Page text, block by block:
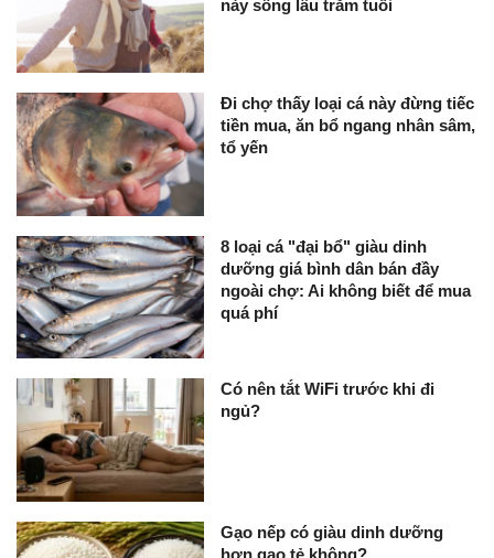
này sống lâu trăm tuổi
Đi chợ thấy loại cá này đừng tiếc
tiền mua, ăn bổ ngang nhân sâm,
tổ yến
8 loại cá "đại bổ" giàu dinh
dưỡng giá bình dân bán đầy
ngoài chợ: Ai không biết để mua
quá phí
Có nên tắt WiFi trước khi đi
ngủ?
Gạo nếp có giàu dinh dưỡng
hơn gạo tẻ không?